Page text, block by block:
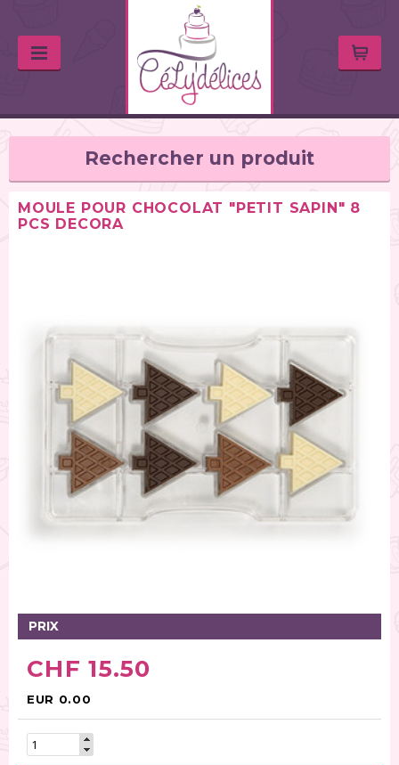
Rechercher un produit
Douilles (76)
Poches à douille et bouteilles (62)
Spatules / ustensiles (90)
Tables tournantes (5)
Présentoirs (111)
Pinces (6)
Rouleaux (18)
RÉINITIALISER LA RECHERCHE
MOULE POUR CHOCOLAT "PETIT SAPIN" 8
PCS DECORA
PRIX
CHF 15.50
EUR 0.00